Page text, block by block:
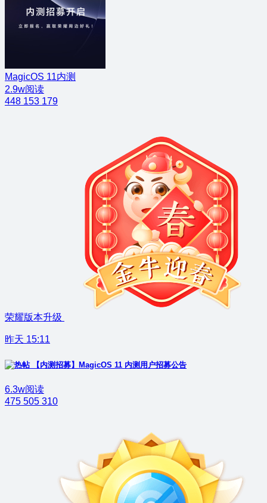
MagicOS 11内测
2.9w阅读
448 153 179
荣耀版本升级
昨天 15:11
【内测招募】MagicOS 11 内测用户招募公告
6.3w阅读
475 505 310